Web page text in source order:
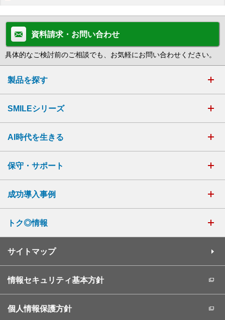
資料請求・お問い合わせ
具体的なご検討前のご相談でも、お気軽にお問い合わせください。
製品を探す
SMILEシリーズ
AI時代を生きる
保守・サポート
成功導入事例
トク◎情報
サイトマップ
情報セキュリティ基本方針
個人情報保護方針